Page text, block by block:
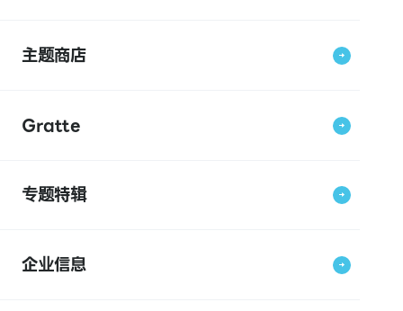
主题商店
Gratte
专题特辑
企业信息